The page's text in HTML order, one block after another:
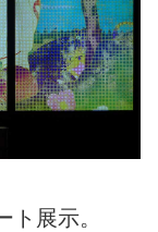
展示。